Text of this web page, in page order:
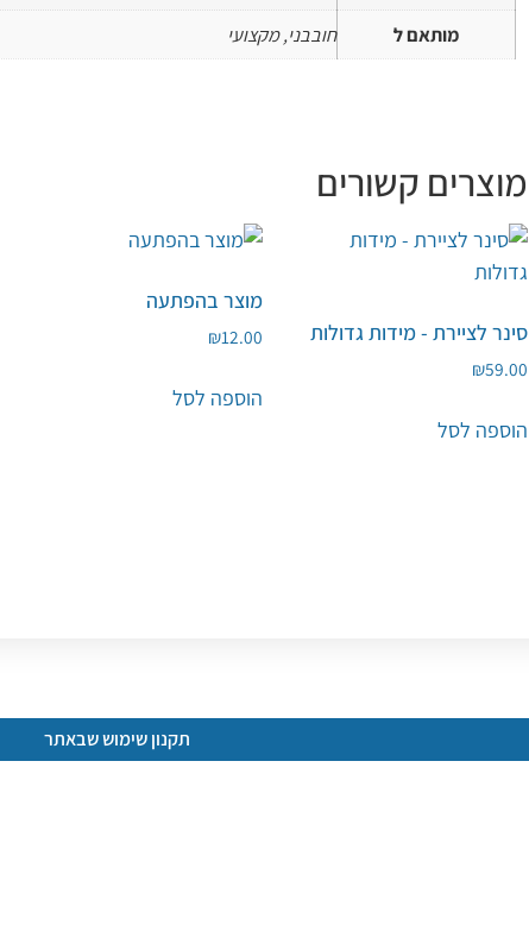
מותאם ל
חובבני, מקצועי
מוצרים קשורים
סינר לציירת - מידות גדולות
₪59.00
הוספה לסל
מוצר בהפתעה
₪12.00
הוספה לסל
תקנון שימוש שבאתר